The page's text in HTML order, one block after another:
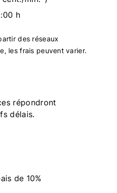
h
des réseaux
les frais peuvent varier.
répondront
délais.
de 10%